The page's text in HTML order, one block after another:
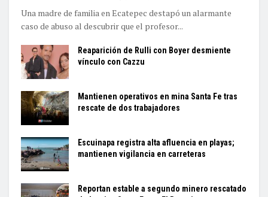
Una madre de familia en Ecatepec destapó un alarmante
caso de abuso al descubrir que el profesor...
Reaparición de Rulli con Boyer desmiente
vínculo con Cazzu
Mantienen operativos en mina Santa Fe tras
rescate de dos trabajadores
Escuinapa registra alta afluencia en playas;
mantienen vigilancia en carreteras
Reportan estable a segundo minero rescatado